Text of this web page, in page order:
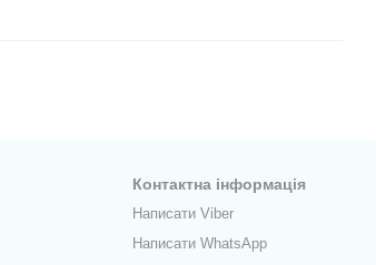
Контактна інформація
Написати Viber
Написати WhatsApp